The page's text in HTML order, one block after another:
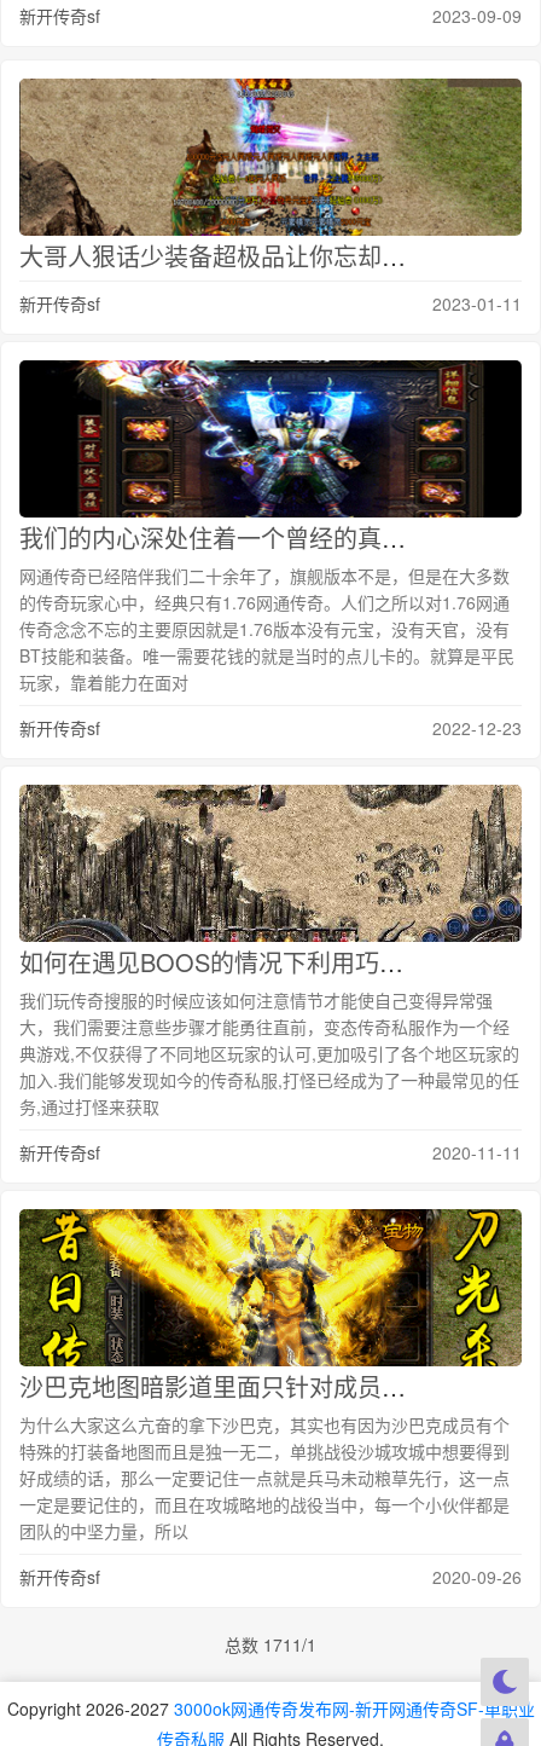
新开传奇sf
2023-09-09
大哥人狠话少装备超极品让你忘却止步看着就恐怖
新开传奇sf 2023-01-11
我们的内心深处住着一个曾经的真实自己
网通传奇已经陪伴我们二十余年了，旗舰版本不是，但是在大多数
的传奇玩家心中，经典只有1.76网通传奇。人们之所以对1.76网通
传奇念念不忘的主要原因就是1.76版本没有元宝，没有天官，没有
BT技能和装备。唯一需要花钱的就是当时的点儿卡的。就算是平民
玩家，靠着能力在面对
新开传奇sf
2022-12-23
如何在遇见BOOS的情况下利用巧妙的打宝经验心得提升自己
我们玩传奇搜服的时候应该如何注意情节才能使自己变得异常强
大，我们需要注意些步骤才能勇往直前，变态传奇私服作为一个经
典游戏,不仅获得了不同地区玩家的认可,更加吸引了各个地区玩家的
加入.我们能够发现如今的传奇私服,打怪已经成为了一种最常见的任
务,通过打怪来获取
新开传奇sf
2020-11-11
沙巴克地图暗影道里面只针对成员进入而且爆出的装备几率和质量都是蛮好
为什么大家这么亢奋的拿下沙巴克，其实也有因为沙巴克成员有个
特殊的打装备地图而且是独一无二，单挑战役沙城攻城中想要得到
好成绩的话，那么一定要记住一点就是兵马未动粮草先行，这一点
一定是要记住的，而且在攻城略地的战役当中，每一个小伙伴都是
团队的中坚力量，所以
新开传奇sf
2020-09-26
总数 171 1/1
Copyright 2026-2027 3000ok网通传奇发布网-新开网通传奇SF-单职业
传奇私服 All Rights Reserved.